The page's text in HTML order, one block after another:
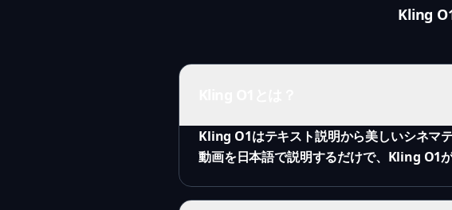
Kling
Kling O1はテキスト説明から美しいシネマ
動画を日本語で説明するだけで、Kling O1